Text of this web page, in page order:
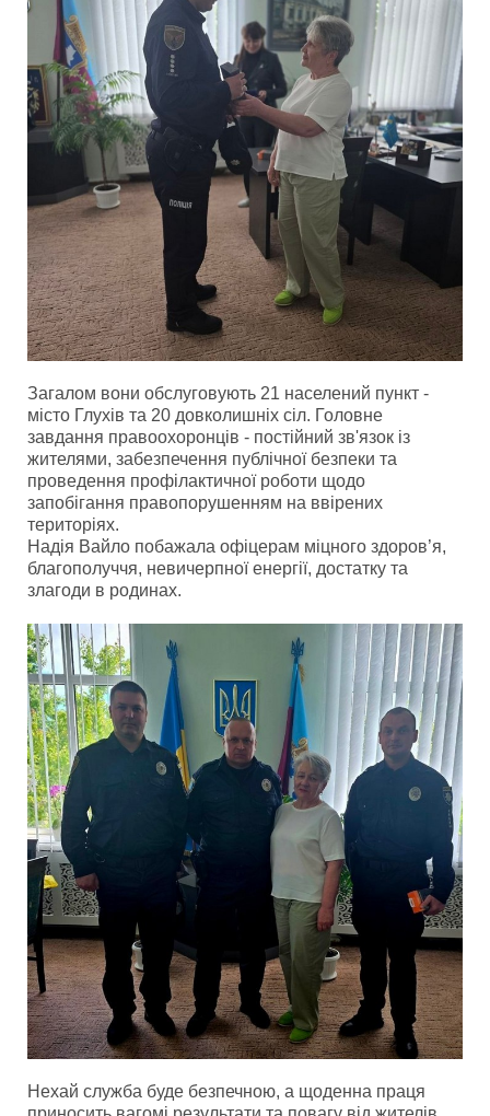
Загалом вони обслуговують 21 населений пункт -
місто Глухів та 20 довколишніх сіл. Головне
завдання правоохоронців - постійний зв'язок із
жителями, забезпечення публічної безпеки та
проведення профілактичної роботи щодо
запобігання правопорушенням на ввірених
територіях.
Надія Вайло побажала офіцерам міцного здоров’я,
благополуччя, невичерпної енергії, достатку та
злагоди в родинах.
Нехай служба буде безпечною, а щоденна праця